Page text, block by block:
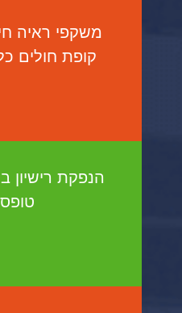
משקפי ראיה
קופת חולים
הנפקת רישיון
טופס